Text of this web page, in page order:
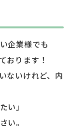
企業様でも
おります！
ないけれど、内
い」
い。